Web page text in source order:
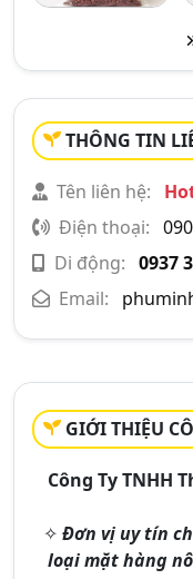
THÔNG TIN
Tên liên hệ:
Điện thoại:
Di động: 0937
Email:
GIỚI THIỆU
Công Ty TNHH
✧ Đơn vị uy tín
loại mặt hàng